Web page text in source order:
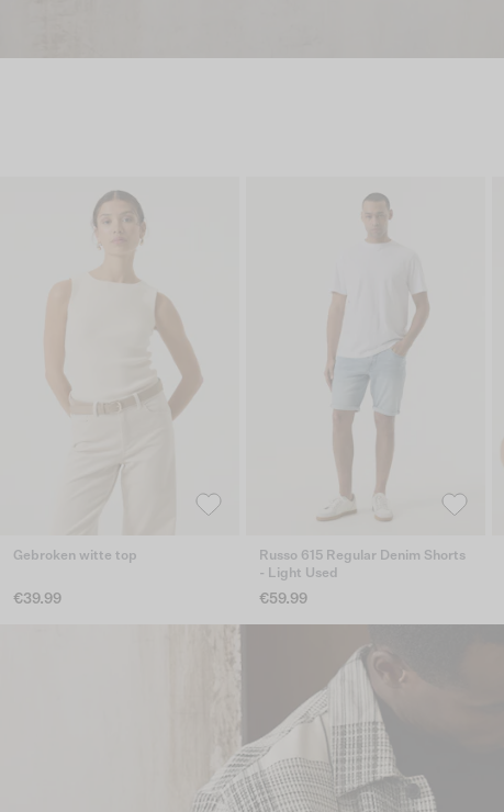
Gebroken witte top
€39.99
Russo 615 Regular Denim Shorts
- Light Used
€59.99